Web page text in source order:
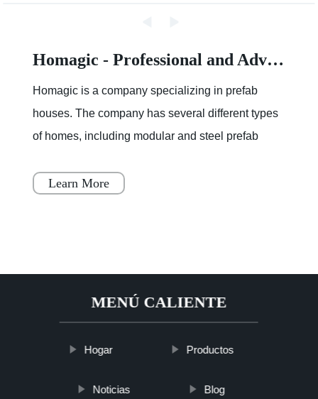
Homagic - Professional and Advanced Integrated Prefab Construction
Homagic is a company specializing in prefab
houses. The company has several different types
of homes, including modular and steel prefab
simple, fast, and flex
Learn More
MENÚ CALIENTE
Hogar Productos
Noticias Blog